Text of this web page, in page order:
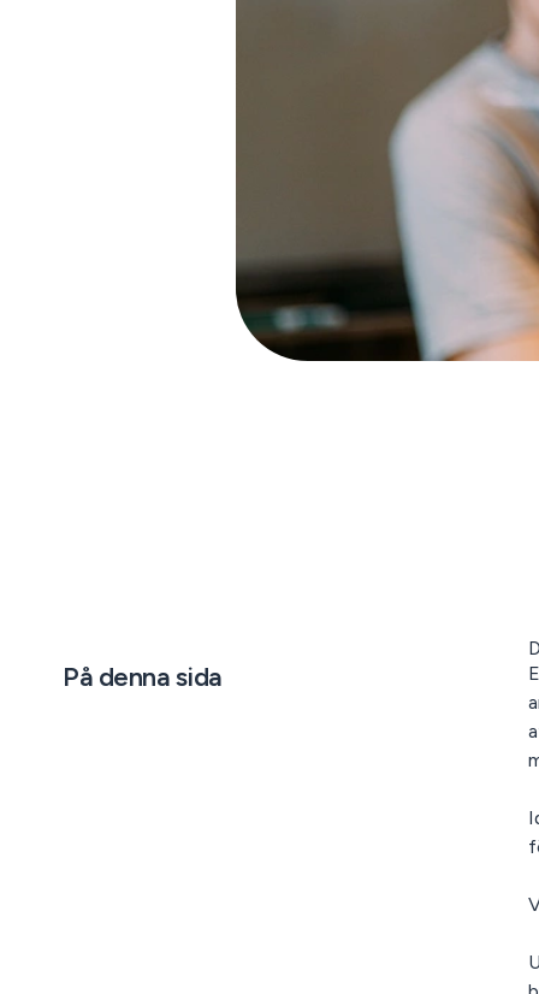
På denna sida